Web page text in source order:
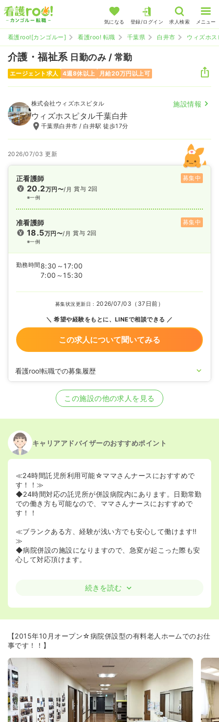
気になる 登録/ログイン 求人検索 メニュー
看護roo![カンゴルー] 看護roo! 転職 千葉県 白井市 ウィズホ
介護・福祉系 日勤のみ / 常勤
エージェント求人 4週8休以上 月給20万円以上可
株式会社ウィズホスピタル 施設情報
ウィズホスピタル千葉白井
千葉県白井市 / 白井駅 徒歩17分
2026/07/03 更新
正看護師 募集中
20.2万円〜/月
※一例
賞与 2回
准看護師 募集中
18.5万円〜/月
※一例
賞与 2回
勤務時間 8:30～17:00
7:00～15:30
募集状況更新日： 2026/07/03（37日前）
希望や経験をもとに、LINEで相談できる
この求人について聞いてみる
看護roo!転職での募集履歴
正・准看護師の募集を休止
正・准看護師の募集を開始
2020/09/17正・准看護師を募集中
この施設の他の求人を見る
キャリアアドバイザーのおすすめポイント
≪24時間託児所利用可能☆ママさんナースにおすすめで
す！！≫
◆24時間対応の託児所が併設病院内にあります。日勤常勤
での働き方も可能なので、ママさんナースにおすすめで
す！！
≪ブランクある方、経験が浅い方でも安心して働けます!!
≫
◆病院併設の施設になりますので、急変が起こった際も安
心して対応頂けます。
続きを読む
【2015年10月オープン☆病院併設型の有料老人ホームでのお仕
事です！！】